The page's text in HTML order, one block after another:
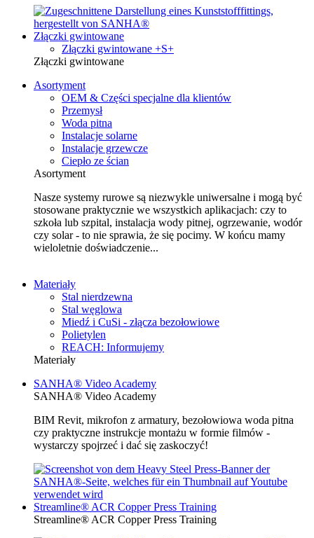
Złączki gwintowane
Złączki gwintowane +S+
Złączki gwintowane
Asortyment
OEM & Części specjalne dla klientów
Przemysł
Woda pitna
Instalacje solarne
Instalacje grzewcze
Ciepło ze ścian
Asortyment
Nasze systemy rurowe są niezwykle uniwersalne i mogą być
stosowane praktycznie we wszystkich aplikacjach: czy to
szkoła lub szpital, instalacja wody pitnej, ogrzewanie, wodór
czy solar - to nie sprawia, że się pocimy. W końcu mamy
wieloletnie doświadczenie...
Materiały
Stal nierdzewna
Stal węglowa
Miedź i CuSi - złącza bezołowiowe
Polietylen
REACH: Informujemy
Materiały
SANHA® Video Academy
SANHA® Video Academy
BIM Revit, mikrofon z armatury, bezołowiowa woda pitna
czy praktyczne instrukcje montażu w formie filmów -
wystarczy spojrzeć i dać się zaskoczyć!
Streamline® ACR Copper Press Training
Streamline® ACR Copper Press Training